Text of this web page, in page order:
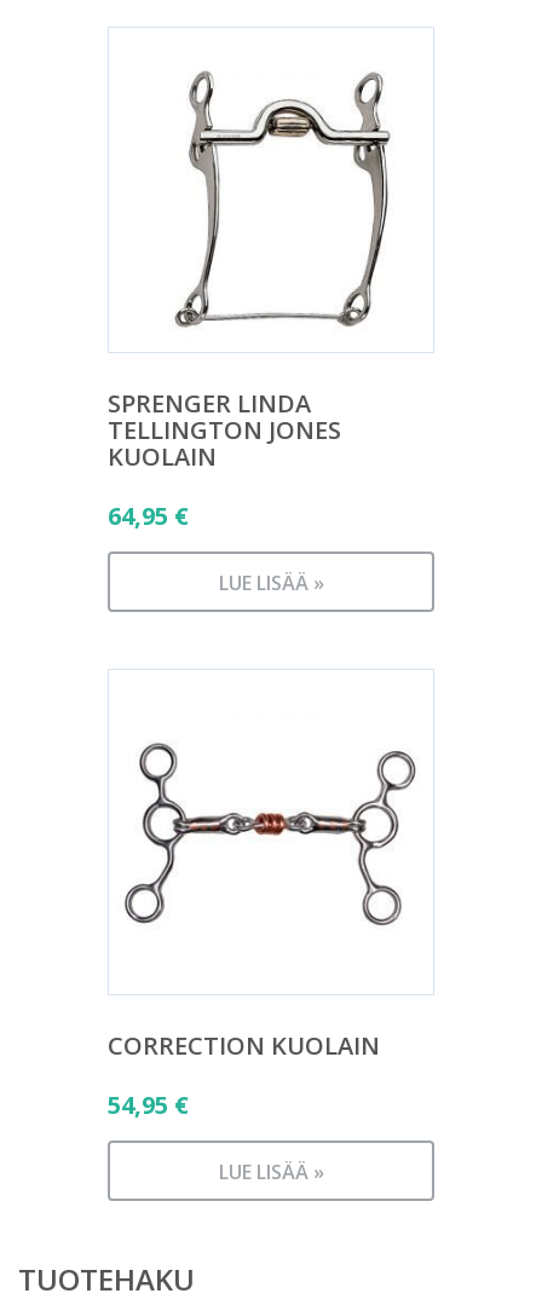
SPRENGER LINDA
TELLINGTON JONES
KUOLAIN
64,95 €
LUE LISÄÄ »
CORRECTION KUOLAIN
54,95 €
LUE LISÄÄ »
TUOTEHAKU